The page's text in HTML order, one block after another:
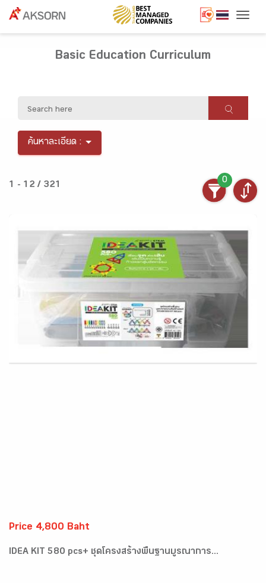
Basic Education Curriculum
ค้นหาละเอียด :
1 - 12 / 321
0
Price 4,800 Baht
IDEA KIT 580 pcs+ ชุดโครงสร้างพื้นฐานบูรณาการ...